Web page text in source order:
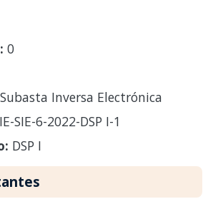
0
Subasta Inversa Electrónica
SIE-6-2022-DSP I-1
DSP I